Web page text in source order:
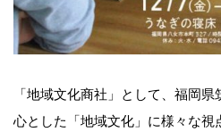
「地域文化商社」として、福岡
心とした「地域文化」に様々な視